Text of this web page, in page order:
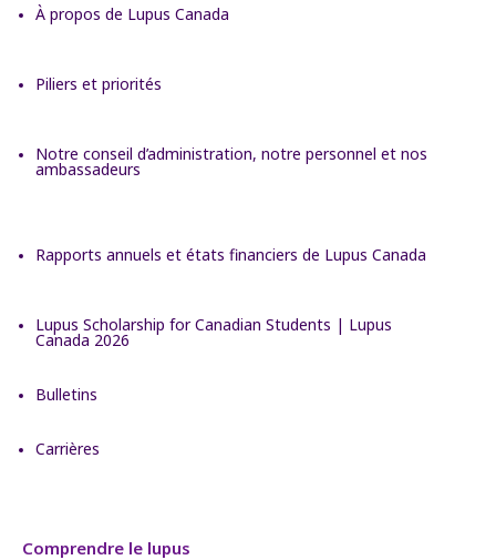
À propos de Lupus Canada
Piliers et priorités
Notre conseil d’administration, notre personnel et nos
ambassadeurs
Rapports annuels et états financiers de Lupus Canada
Lupus Scholarship for Canadian Students | Lupus
Canada 2026
Bulletins
Carrières
Comprendre le lupus